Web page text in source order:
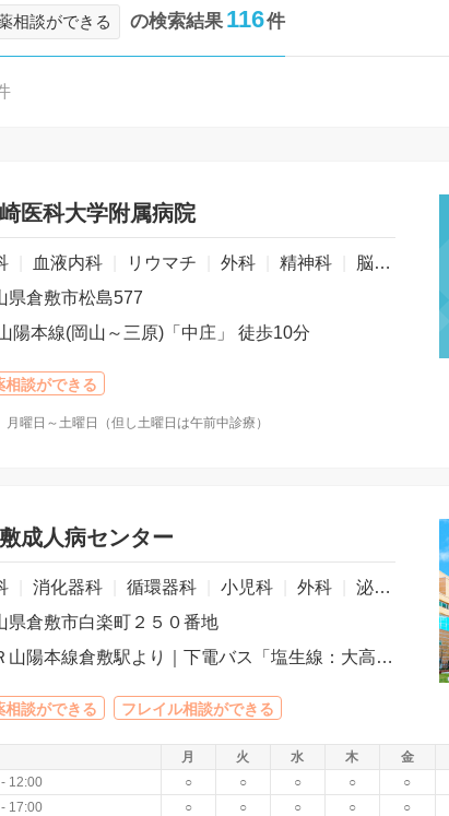
相談ができる の検索結果 116件
医科大学附属病院
血液内科 リウマチ 外科 精神科 脳神経外科
県倉敷市松島577
陽本線(岡山～三原)「中庄」 徒歩10分
相談ができる
成人病センター
消化器科 循環器科 小児科 外科 泌尿器科 |
県倉敷市白楽町２５０番地
ＪＲ山陽本線倉敷駅より｜下電バス「塩生線：大高経由ＪＲ児島行き」｜「茶屋町線：倉敷成人病センター行き」または「中庄線：倉敷成人病センター行き」｜両備バス「倉敷循環線：左回り」乗車「倉敷成人病センター前」下車。 山陽道「倉敷ＩＣ」より車で約１５分。瀬戸中央道「早島ＩＣ」より車で約１５分。 岡山空港より空港連絡バス「倉敷行き」乗車｜終点「ＪＲ倉敷駅」下車。 ＪＲ倉敷駅より徒歩約２０分｜バスまたはタクシーで約５分。
相談ができる フレイル相談ができる
月 火 水 木 金
12:00
○ ○ ○ ○ ○
17:00
○ ○ ○ ○ ○